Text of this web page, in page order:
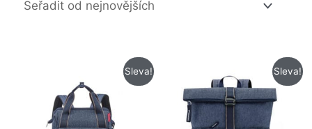
Sleva!
cena
byla:
1
275 Kč.
Aktuální
cena
Sleva!
cena
byla:
1
Aktuální
cena
je:
1
395 Kč.